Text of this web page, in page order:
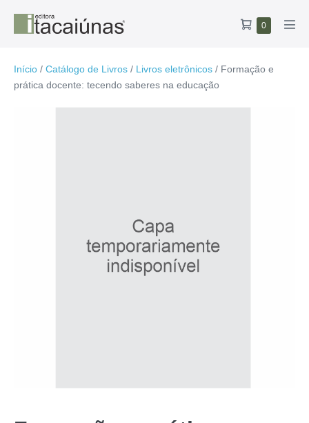
conteúdo
Carrinho
0Itens
Início / Catálogo de Livros / Livros eletrônicos / Formação e
prática docente: tecendo saberes na educação